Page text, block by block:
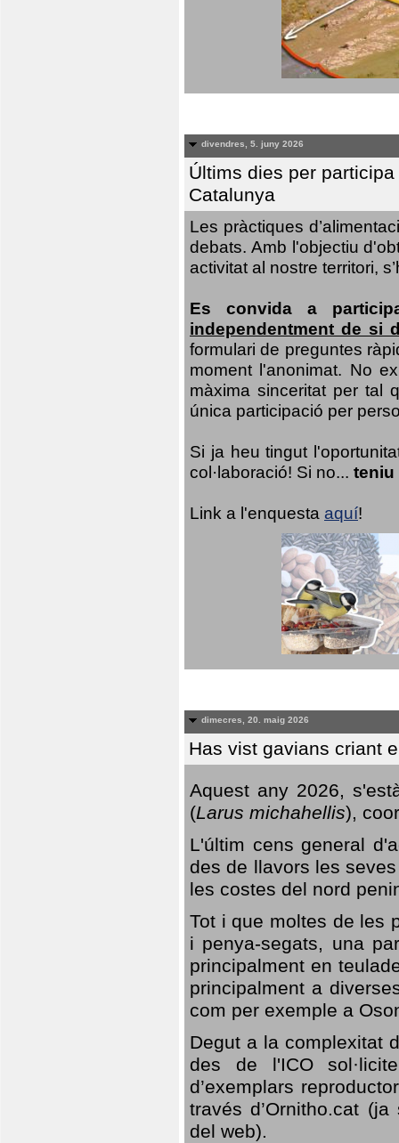
divendres, 5. juny 2026
Últims dies per
Catalunya
Les pràctiques
debats. Amb l'objectiu
activitat al nostre territori,
Es convida a
independentment de si
formulari de preguntes
moment l'anonimat. No
màxima sinceritat per tal
única participació per
Si ja heu tingut
col·laboració! Si no... teniu
Link a l'enquesta aquí!
dimecres, 20. maig 2026
Has vist gavians criant
Aquest any 2026,
(Larus michahellis),
L'últim cens general
des de llavors les
les costes del nord
Tot i que moltes de les
i penya-segats, una
principalment en
principalment a
com per exemple a
Degut a la complexitat
des de l'ICO
d’exemplars
través d’Ornitho.cat
del web).